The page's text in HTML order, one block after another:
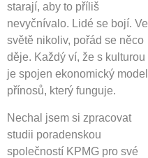
starají, aby to příliš
nevyčnívalo. Lidé se bojí. Ve
světě nikoliv, pořád se něco
děje. Každý ví, že s kulturou
je spojen ekonomický model
přínosů, který funguje.
Nechal jsem si zpracovat
studii poradenskou
společností KPMG pro své